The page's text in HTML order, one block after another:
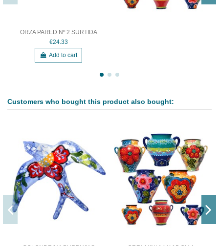
ORZA PARED Nº 2 SURTIDA
€24.33
Add to cart
Customers who bought this product also bought: